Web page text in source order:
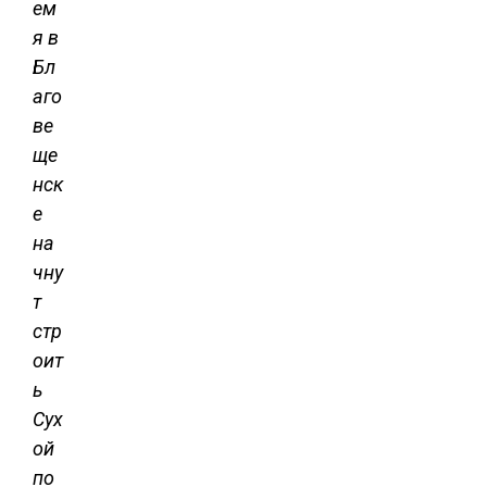
ем
я в
Бл
аго
ве
ще
нск
е
на
чну
т
стр
оит
ь
Сух
ой
по